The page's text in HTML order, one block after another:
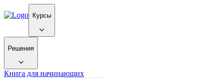
Курсы
Решения
Книга для начинающих